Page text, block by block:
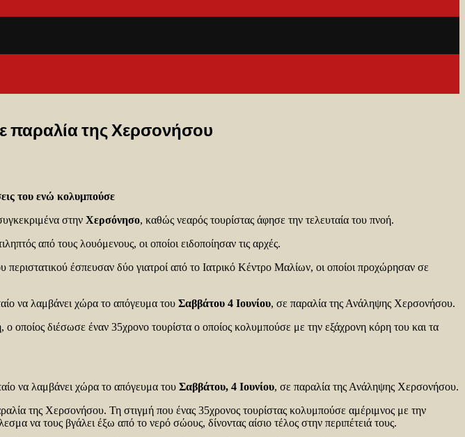
παραλία της Χερσονήσου
του ενώ κολυμπούσε
στην Χερσόνησο, καθώς νεαρός τουρίστας άφησε την τελευταία του πνοή.
από τους λουόμενους, οι οποίοι ειδοποίησαν τις αρχές.
έσπευσαν δύο γιατροί από το Ιατρικό Κέντρο Μαλίων, οι οποίοι προχώρησαν σε
να λαμβάνει χώρα το απόγευμα του Σαββάτου 4 Ιουνίου, σε παραλία της Ανάληψης Χερσονήσου.
οποίος διέσωσε έναν 35χρονο τουρίστα ο οποίος κολυμπούσε με την εξάχρονη κόρη του και τα
να λαμβάνει χώρα το απόγευμα του Σαββάτου, 4 Ιουνίου, σε παραλία της Ανάληψης Χερσονήσου.
της Χερσονήσου. Τη στιγμή που ένας 35χρονος τουρίστας κολυμπούσε αμέριμνος με την
να τους βγάλει έξω από το νερό σώους, δίνοντας αίσιο τέλος στην περιπέτειά τους.